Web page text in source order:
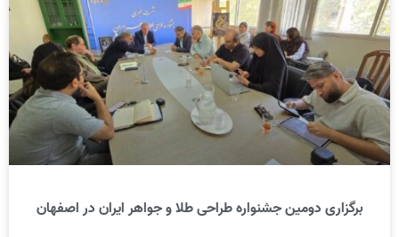
برگزاری دومین جشنواره طراحی طلا و جواهر ایران در اصفهان